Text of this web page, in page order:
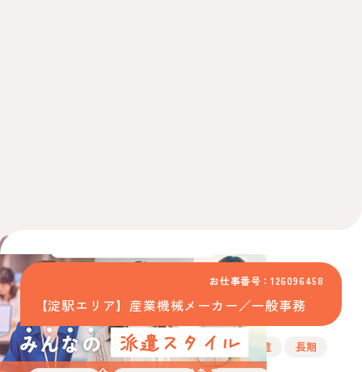
お仕事番号：126096458
【淀駅エリア】産業機械メーカー／一般事務
派遣 長期